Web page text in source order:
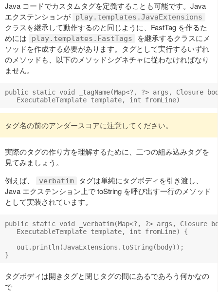
Java コードでカスタムタグを定義することも可能です。Java
エクステンションが
play.templates.JavaExtensions
クラスを継承して動作するのと同じように、FastTag を作るた
めには
play.templates.FastTags
を継承するクラスにメ
ソッドを作成する必要があります。タグとして実行するいずれ
のメソッドも、以下のメソッドシグネチャに従わなければなり
ません。
public static void _tagName(Map<?, ?> args, Closure
タグ名の前のアンダースコアに注意してください。
実際のタグの作り方を理解するために、二つの組み込みタグを
見てみましょう。
例えば、
verbatim
タグは単純にタグボディを引き渡し、
Java エクステンション上で toString を呼び出す一行のメソッド
として実装されています。
public static void _verbatim(Map<?, ?> args, Closure
   ExecutableTemplate template, int fromLine) {
   out.println(JavaExtensions.toString(body));
タグボディは開きタグと閉じタグの間にあるであろう何かなの
で